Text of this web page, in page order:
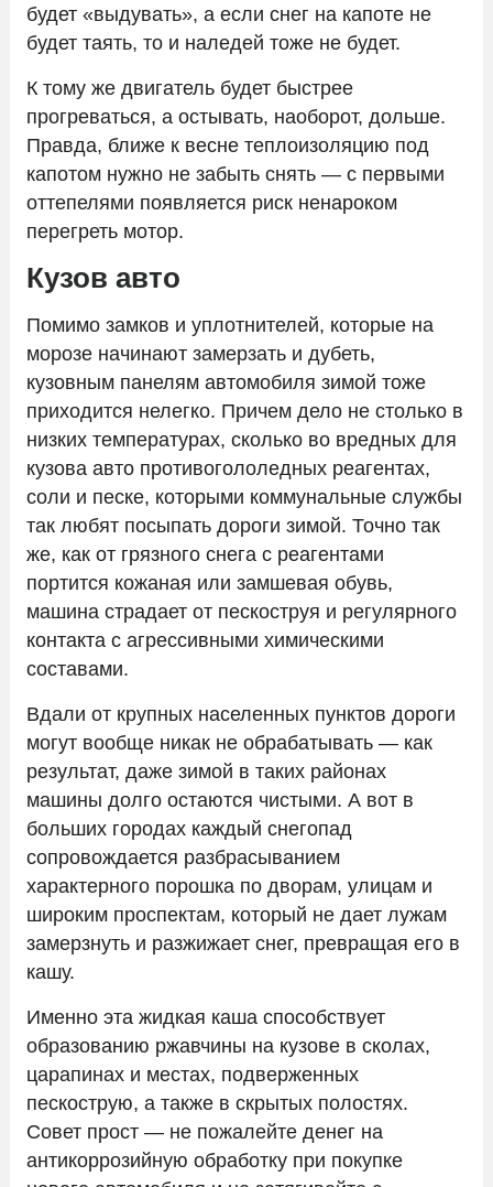
будет «выдувать», а если снег на капоте не
будет таять, то и наледей тоже не будет.
К тому же двигатель будет быстрее
прогреваться, а остывать, наоборот, дольше.
Правда, ближе к весне теплоизоляцию под
капотом нужно не забыть снять — с первыми
оттепелями появляется риск ненароком
перегреть мотор.
Кузов авто
Помимо замков и уплотнителей, которые на
морозе начинают замерзать и дубеть,
кузовным панелям автомобиля зимой тоже
приходится нелегко. Причем дело не столько в
низких температурах, сколько во вредных для
кузова авто противогололедных реагентах,
соли и песке, которыми коммунальные службы
так любят посыпать дороги зимой. Точно так
же, как от грязного снега с реагентами
портится кожаная или замшевая обувь,
машина страдает от пескоструя и регулярного
контакта с агрессивными химическими
составами.
Вдали от крупных населенных пунктов дороги
могут вообще никак не обрабатывать — как
результат, даже зимой в таких районах
машины долго остаются чистыми. А вот в
больших городах каждый снегопад
сопровождается разбрасыванием
характерного порошка по дворам, улицам и
широким проспектам, который не дает лужам
замерзнуть и разжижает снег, превращая его в
кашу.
Именно эта жидкая каша способствует
образованию ржавчины на кузове в сколах,
царапинах и местах, подверженных
пескострую, а также в скрытых полостях.
Совет прост — не пожалейте денег на
антикоррозийную обработку при покупке